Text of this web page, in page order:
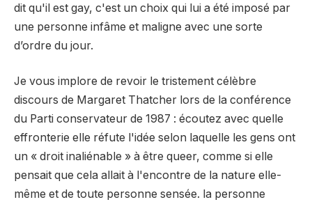
dit qu'il est gay, c'est un choix qui lui a été imposé par
une personne infâme et maligne avec une sorte
d’ordre du jour.
Je vous implore de revoir le tristement célèbre
discours de Margaret Thatcher lors de la conférence
du Parti conservateur de 1987 : écoutez avec quelle
effronterie elle réfute l'idée selon laquelle les gens ont
un « droit inaliénable » à être queer, comme si elle
pensait que cela allait à l'encontre de la nature elle-
même et de toute personne sensée. la personne